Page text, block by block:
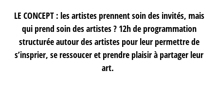
LE CONCEPT : les artistes prennent soin des invités, mais
qui prend soin des artistes ? 12h de programmation
structurée autour des artistes pour leur permettre de
s’insprier, se ressoucer et prendre plaisir à partager leur
art.